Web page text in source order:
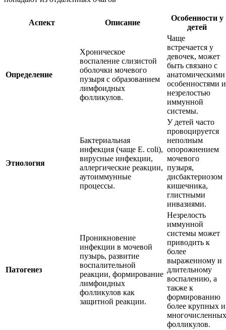
Аспект Описание
Особенности у
детей
Определение
Хроническое
воспаление слизистой
оболочки мочевого
пузыря с образованием
лимфоидных
фолликулов.
Чаще
встречается у
девочек, может
быть связано с
анатомическими
особенностями и
незрелостью
иммунной
системы.
Этиология
Бактериальная
инфекция (чаще E. coli),
вирусные инфекции,
аллергические реакции,
аутоиммунные
процессы.
У детей часто
провоцируется
неполным
опорожнением
мочевого
пузыря,
дисбактериозом
кишечника,
глистными
инвазиями.
Патогенез
Проникновение
инфекции в мочевой
пузырь, развитие
воспалительной
реакции, формирование
лимфоидных
фолликулов как
защитной реакции.
Незрелость
иммунной
системы может
приводить к
более
выраженному и
длительному
воспалению, а
также к
формированию
более крупных и
многочисленных
фолликулов.